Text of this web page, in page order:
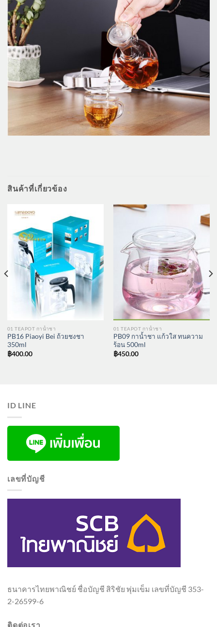
สินค้าที่เกี่ยวข้อง
01 TEAPOT กาน้ำชา
PB16 Piaoyi Bei ถ้วยชงชา
350ml
฿400.00
01 TEAPOT กาน้ำชา
PB09 กาน้ำชา แก้วใส ทนความ
ร้อน 500ml
฿450.00
ID LINE
เลขที่บัญชี
ธนาคารไทยพาณิชย์ ชื่อบัญชี สิริชัย พุ่มเข็ม เลขที่บัญชี 353-
2-26599-6
ติดต่อเรา